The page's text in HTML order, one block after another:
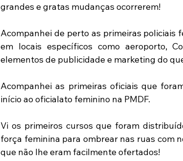
grandes e gratas mudanças ocorrerem!
Acompanhei de perto as primeiras policiais
em locais específicos como aeroporto,
elementos de publicidade e marketing do
Acompanhei as primeiras oficiais que
início ao oficialato feminino na PMDF.
Vi os primeiros cursos que foram
força feminina para ombrear nas ruas com
que não lhe eram facilmente ofertados!